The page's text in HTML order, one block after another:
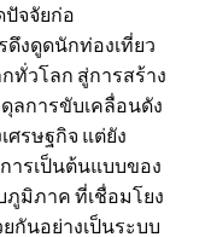
จจัยก่อ
ดึงดูดนักท่องเที่ยว
ทั่วโลก สู่การสร้าง
ลการขับเคลื่อนดัง
ศรษฐกิจ แต่ยัง
ารเป็นต้นแบบของ
ภูมิภาค ที่เชื่อมโยง
กันอย่างเป็นระบบ